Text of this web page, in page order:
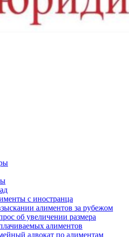
с иностранца
алиментов за рубежом
об увеличении размера
алиментов
адвокат по алиментам